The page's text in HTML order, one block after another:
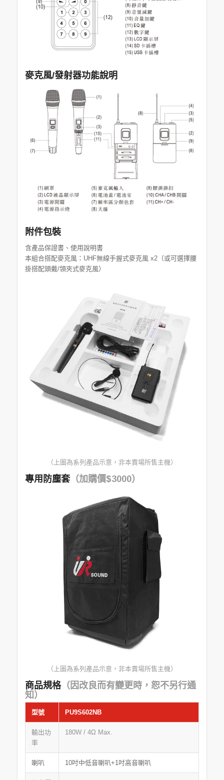
麥克風/發射器功能說明
附件包裝
含產品保證書、使用說明書
本組合搭配麥克風：UHF無線手握式麥克風 x2（或可選擇腰
掛搭配頭戴/領夾式麥克風）
（上圖為系列產品示意，非本賣場所售主機）
專用防塵套（加購價$3000）
（上圖為系列產品示意，非本賣場所售主機）
商品規格（因改良而有變更時，恕不另行通
知）
型號 PU9S602NB
輸出功
率
180W / 4Ω Max.
喇叭 10吋中低音喇叭+1吋高音喇叭